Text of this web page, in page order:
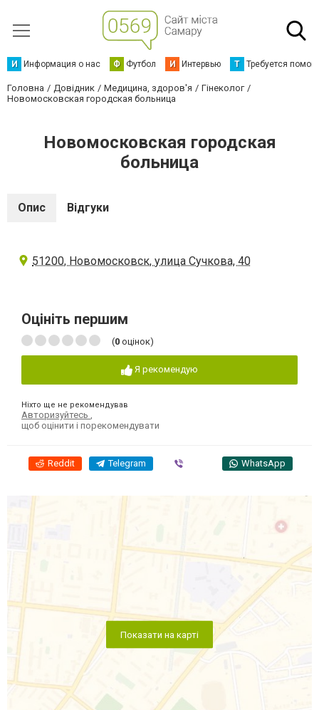
И Информация о нас Ф Футбол И Интервью Т Требуется
Головна Довідник Медицина, здоров'я
Гінеколог
Новомосковская городская больница
Новомосковская городская
больница
Опис Відгуки
51200, Новомосковск, улица Сучкова, 40
Оцініть першим
(0 оцінок)
Я рекомендую
Ніхто ще не рекомендував
Авторизуйтесь
щоб оцінити і порекомендувати
Reddit Telegram WhatsApp
Показати на карті